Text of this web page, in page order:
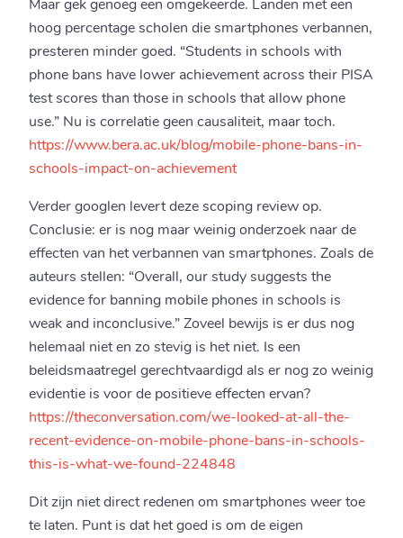
Maar gek genoeg een omgekeerde. Landen met een
hoog percentage scholen die smartphones verbannen,
presteren minder goed. “Students in schools with
phone bans have lower achievement across their PISA
test scores than those in schools that allow phone
use.” Nu is correlatie geen causaliteit, maar toch.
https://www.bera.ac.uk/blog/mobile-phone-bans-in-
schools-impact-on-achievement
Verder googlen levert deze scoping review op.
Conclusie: er is nog maar weinig onderzoek naar de
effecten van het verbannen van smartphones. Zoals de
auteurs stellen: “Overall, our study suggests the
evidence for banning mobile phones in schools is
weak and inconclusive.” Zoveel bewijs is er dus nog
helemaal niet en zo stevig is het niet. Is een
beleidsmaatregel gerechtvaardigd als er nog zo weinig
evidentie is voor de positieve effecten ervan?
https://theconversation.com/we-looked-at-all-the-
recent-evidence-on-mobile-phone-bans-in-schools-
this-is-what-we-found-224848
Dit zijn niet direct redenen om smartphones weer toe
te laten. Punt is dat het goed is om de eigen